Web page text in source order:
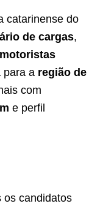
catarinense do
de cargas,
motoristas
para a região de
com
e perfil
os candidatos